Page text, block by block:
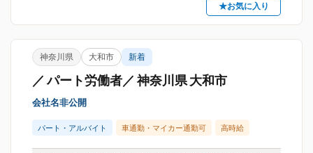
★お気に入り
神奈川県 大和市 新着
／ パート労働者／ 神奈川県 大和市
会社名非公開
パート・アルバイト 車通勤・マイカー通勤可 高時給